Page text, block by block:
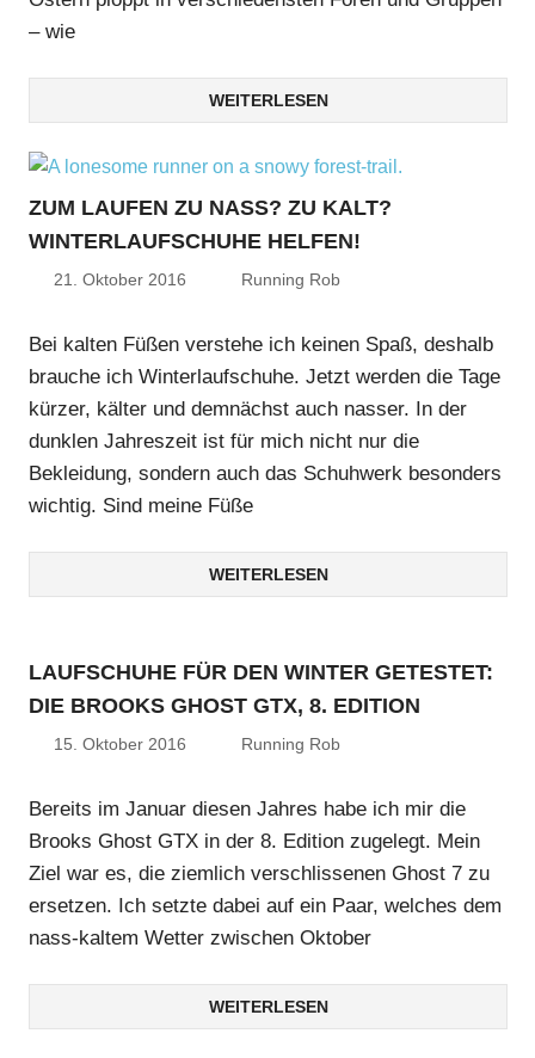
– wie
WEITERLESEN
ZUM LAUFEN ZU NASS? ZU KALT?
WINTERLAUFSCHUHE HELFEN!
21. Oktober 2016 Running Rob
Bei kalten Füßen verstehe ich keinen Spaß, deshalb
brauche ich Winterlaufschuhe. Jetzt werden die Tage
kürzer, kälter und demnächst auch nasser. In der
dunklen Jahreszeit ist für mich nicht nur die
Bekleidung, sondern auch das Schuhwerk besonders
wichtig. Sind meine Füße
WEITERLESEN
LAUFSCHUHE FÜR DEN WINTER GETESTET:
DIE BROOKS GHOST GTX, 8. EDITION
15. Oktober 2016 Running Rob
Bereits im Januar diesen Jahres habe ich mir die
Brooks Ghost GTX in der 8. Edition zugelegt. Mein
Ziel war es, die ziemlich verschlissenen Ghost 7 zu
ersetzen. Ich setzte dabei auf ein Paar, welches dem
nass-kaltem Wetter zwischen Oktober
WEITERLESEN